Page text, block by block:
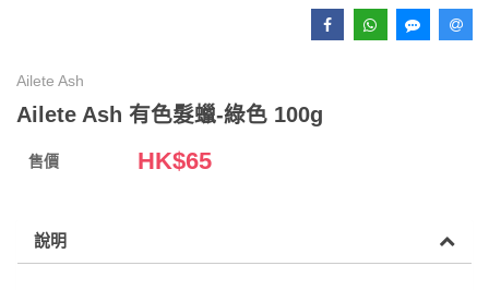
Ailete Ash
Ailete Ash 有色髮蠟-綠色 100g
售價 HK$65
說明